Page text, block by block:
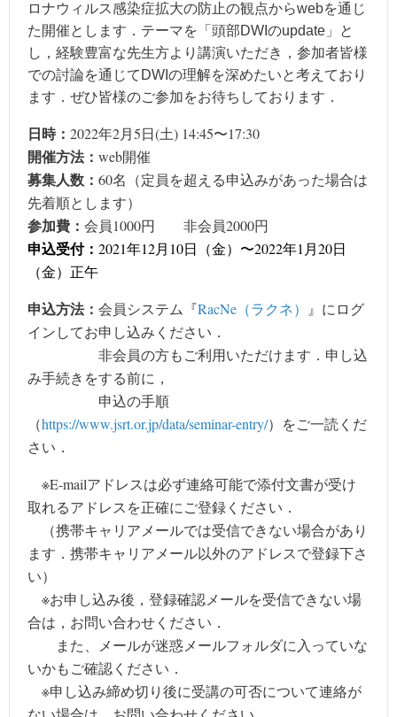
ロナウィルス感染症拡大の防止の観点からwebを通じ
た開催とします．テーマを「頭部DWIのupdate」と
し，経験豊富な先生方より講演いただき，参加者皆様
での討論を通じてDWIの理解を深めたいと考えており
ます．ぜひ皆様のご参加をお待ちしております．
日時： 2022年2月5日(土) 14:45〜17:30
開催方法： web開催
募集人数： 60名（定員を超える申込みがあった場合は
先着順とします）
参加費： 会員1000円 非会員2000円
申込受付： 2021年12月10日（金）〜2022年1月20日
（金）正午
申込方法： 会員システム『RacNe（ラクネ） 』にログ
インしてお申し込みください．
非会員の方もご利用いただけます．申し込
み手続きをする前に，
申込の手順
（https://www.jsrt.or.jp/data/seminar-entry/）をご一読くだ
さい．
※E-mailアドレスは必ず連絡可能で添付文書が受け
取れるアドレスを正確にご登録ください．
（携帯キャリアメールでは受信できない場合があり
ます．携帯キャリアメール以外のアドレスで登録下さ
い）
※お申し込み後，登録確認メールを受信できない場
合は，お問い合わせください．
また、メールが迷惑メールフォルダに入っていな
いかもご確認ください．
※申し込み締め切り後に受講の可否について連絡が